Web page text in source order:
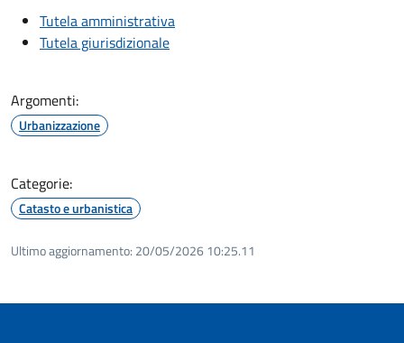
Tutela amministrativa
Tutela giurisdizionale
Argomenti:
Urbanizzazione
Categorie:
Catasto e urbanistica
Ultimo aggiornamento: 20/05/2026 10:25.11